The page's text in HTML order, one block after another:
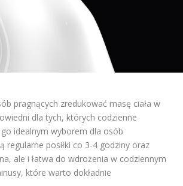
pragnących zredukować masę ciała w
dla tych, których codzienne
idealnym wyborem dla osób
posiłki co 3-4 godziny oraz
ale i łatwa do wdrożenia w codziennym
które warto dokładnie